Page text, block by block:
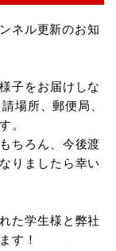
ネル更新のお知
子をお届けしな
場所、郵便局、
。
ちろん、今後渡
りましたら幸い
た学生様と弊社
す！